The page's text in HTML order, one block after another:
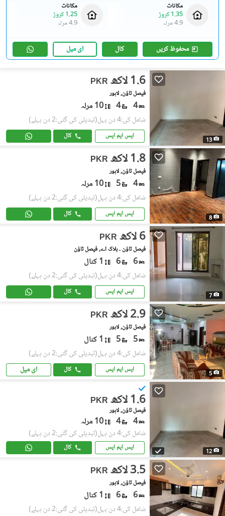
مکانات
1.35 کروڑ
4.9 مرلہ
مکانات
1.25 کروڑ
4.9 مرلہ
محفوظ کریں کال ای میل
13
PKR 1.6 لاکھ
فیصل ٹاؤن, لاہور
4
4 10 مرلہ
شامل کی:4 دن پہل (تبدیلی کی گئی:2 دن پہلے)
ایس ایم ایس کال
8
PKR 1.8 لاکھ
فیصل ٹاؤن, لاہور
4
5 10 مرلہ
شامل کی:4 دن پہل (تبدیلی کی گئی:2 دن پہلے)
ایس ایم ایس کال
7
PKR 6 لاکھ
فیصل ٹاؤن ۔ بلاک اے, فیصل ٹاؤن
6
6 1 کنال
شامل کی:4 دن پہل (تبدیلی کی گئی:2 دن پہلے)
ایس ایم ایس کال
5
PKR 2.9 لاکھ
فیصل ٹاؤن, لاہور
5
5 1 کنال
شامل کی:4 دن پہل (تبدیلی کی گئی:2 دن پہلے)
ایس ایم ایس کال ای میل
12
PKR 1.6 لاکھ
فیصل ٹاؤن, لاہور
4
4 10 مرلہ
شامل کی:4 دن پہل (تبدیلی کی گئی:2 دن پہلے)
ایس ایم ایس کال
PKR 3.5 لاکھ
فیصل ٹاؤن, لاہور
6
6 1 کنال
شامل کی:4 دن پہل (تبدیلی کی گئی:2 دن پہلے)